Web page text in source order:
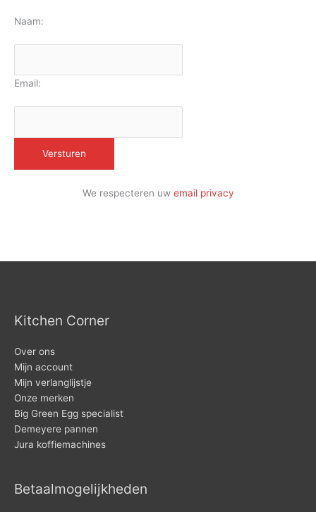
Naam:
Email:
We respecteren uw email privacy
Kitchen Corner
Over ons
Mijn account
Mijn verlanglijstje
Onze merken
Big Green Egg specialist
Demeyere pannen
Jura koffiemachines
Betaalmogelijkheden